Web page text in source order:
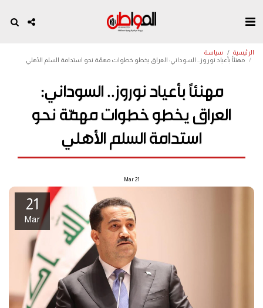
الرئيسية
سياسة
مهنئاً بأعياد نوروز.. السوداني: العراق يخطو خطوات مهمّة نحو استدامة السلم الأهلي
مهنئاً بأعياد نوروز.. السوداني:
العراق يخطو خطوات مهمّة نحو
استدامة السلم الأهلي
21
Mar
21
Mar